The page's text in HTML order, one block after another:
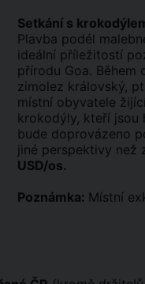
Setkání s
Plavba podél
ideální příležitostí
přírodu Goa.
zimolez královský,
místní obyvatele
krokodýly, kteří jsou
bude doprovázeno
jiné perspektivy než
USD/os.
Poznámka: Místní